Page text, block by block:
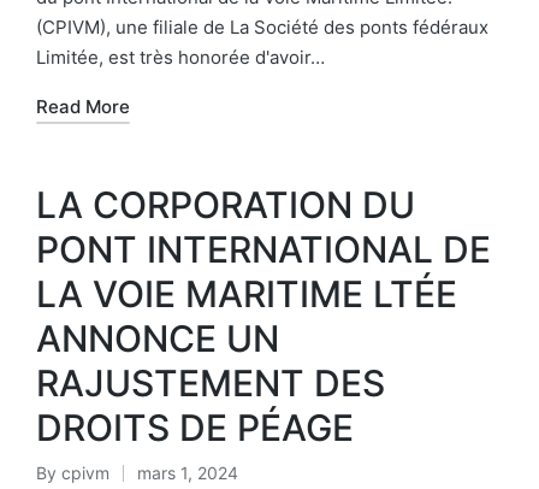
(CPIVM), une filiale de La Société des ponts fédéraux
Limitée, est très honorée d'avoir…
Read More
LA CORPORATION DU
PONT INTERNATIONAL DE
LA VOIE MARITIME LTÉE
ANNONCE UN
RAJUSTEMENT DES
DROITS DE PÉAGE
By cpivm
mars 1, 2024